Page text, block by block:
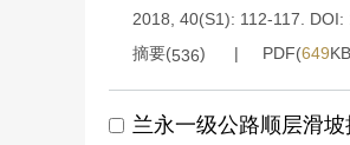
2018, 40(S1): 112-117.
DOI:
摘要(536) PDF(649
兰永一级公路顺层滑